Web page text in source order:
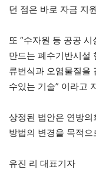
던 점은 바로 자금 지
또 “수자원 등 공공
만드는 폐수기반시설
류번식과 오염물질을
수있는 기술” 이라고
상정된 법안은 연방
방법의 변경을 목적으
유진 리 대표기자